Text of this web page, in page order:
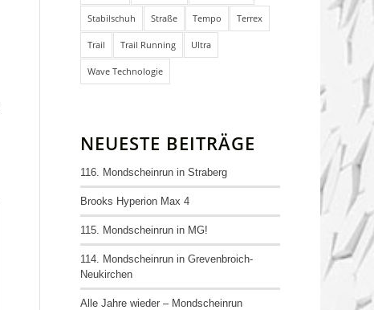
Stabilschuh Straße Tempo Terrex
Trail Trail Running Ultra
Wave Technologie
NEUESTE BEITRÄGE
116. Mondscheinrun in Straberg
Brooks Hyperion Max 4
115. Mondscheinrun in MG!
114. Mondscheinrun in Grevenbroich-
Neukirchen
Alle Jahre wieder – Mondscheinrun